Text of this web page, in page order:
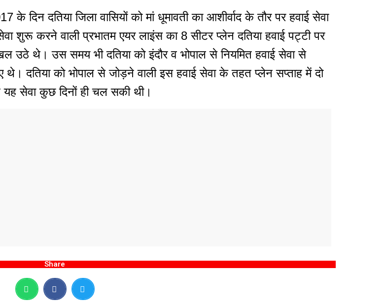
के दिन दतिया जिला वासियों को मां धूमावती का आशीर्वाद के तौर पर हवाई सेवा
शुरू करने वाली प्रभातम एयर लाइंस का 8 सीटर प्लेन दतिया हवाई पट्टी पर
उठे थे। उस समय भी दतिया को इंदौर व भोपाल से नियमित हवाई सेवा से
थे। दतिया को भोपाल से जोड़ने वाली इस हवाई सेवा के तहत प्लेन सप्ताह में दो
यह सेवा कुछ दिनों ही चल सकी थी।
Share